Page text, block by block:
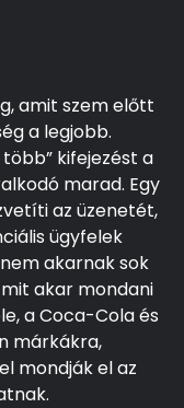
amit szem előtt
a legjobb.
kifejezést a
marad. Egy
az üzenetét,
ügyfelek
akarnak sok
akar mondani
a Coca-Cola és
márkákra,
mondják el az